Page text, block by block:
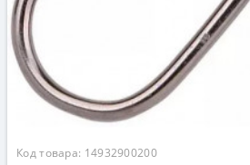
Код товара: 14932900200